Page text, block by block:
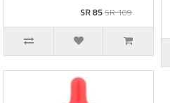
SR 85SR 109